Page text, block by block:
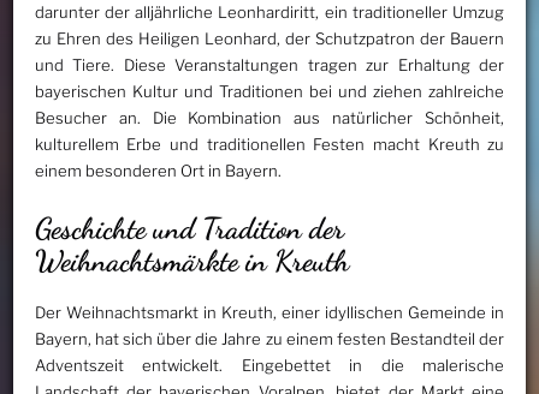
darunter der alljährliche Leonhardiritt, ein traditioneller Umzug
zu Ehren des Heiligen Leonhard, der Schutzpatron der Bauern
und Tiere. Diese Veranstaltungen tragen zur Erhaltung der
bayerischen Kultur und Traditionen bei und ziehen zahlreiche
Besucher an. Die Kombination aus natürlicher Schönheit,
kulturellem Erbe und traditionellen Festen macht Kreuth zu
einem besonderen Ort in Bayern.
Geschichte und Tradition der
Weihnachtsmärkte in Kreuth
Der Weihnachtsmarkt in Kreuth, einer idyllischen Gemeinde in
Bayern, hat sich über die Jahre zu einem festen Bestandteil der
Adventszeit entwickelt. Eingebettet in die malerische